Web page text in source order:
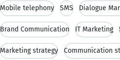
Mobile telephony SMS Dialogue
Brand Communication IT Marketing
Marketing strategy Communication